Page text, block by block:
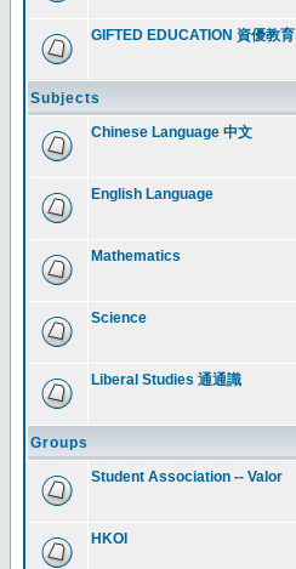
GIFTED EDUCATION 資優教育
Subjects
Chinese Language 中文
English Language
Mathematics
Science
Liberal Studies 通通識
Groups
Student Association -- Valor
HKOI